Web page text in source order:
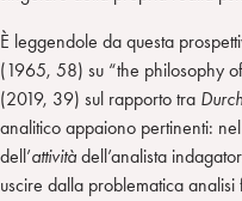
È leggendole da questa
(1965, 58) su “the philosophy
(2019, 39) sul rapporto tra
analitico appaiono pertinenti:
dell’attivitàdell’analista
uscire dalla problematica